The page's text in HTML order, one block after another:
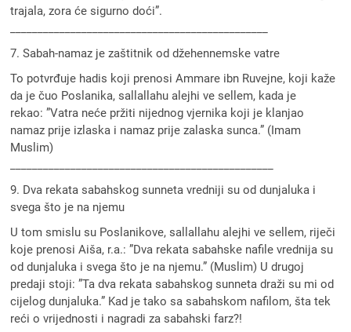
trajala, zora će sigurno doći”.
7. Sabah-namaz je zaštitnik od džehennemske vatre
To potvrđuje hadis koji prenosi Ammare ibn Ruvejne, koji kaže
da je čuo Poslanika, sallallahu alejhi ve sellem, kada je
rekao: ”Vatra neće pržiti nijednog vjernika koji je klanjao
namaz prije izlaska i namaz prije zalaska sunca.” (Imam
Muslim)
9. Dva rekata sabahskog sunneta vredniji su od dunjaluka i
svega što je na njemu
U tom smislu su Poslanikove, sallallahu alejhi ve sellem, riječi
koje prenosi Aiša, r.a.: ”Dva rekata sabahske nafile vrednija su
od dunjaluka i svega što je na njemu.” (Muslim) U drugoj
predaji stoji: ”Ta dva rekata sabahskog sunneta draži su mi od
cijelog dunjaluka.” Kad je tako sa sabahskom nafilom, šta tek
reći o vrijednosti i nagradi za sabahski farz?!